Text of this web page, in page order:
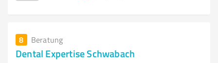
8 Beratung
Dental Expertise Schwabach